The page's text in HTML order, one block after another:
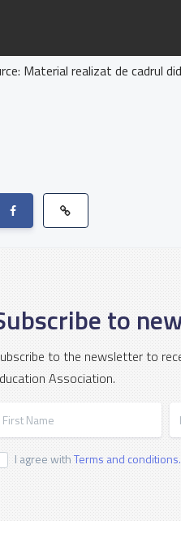
Material realizat de cadrul
to
to the newsletter to
Association.
I agree withTerms and conditions.